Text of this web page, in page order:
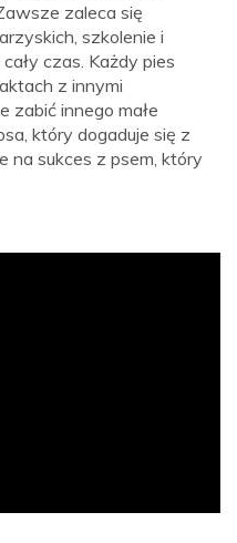
zaleca się
szkolenie i
czas. Każdy pies
z innymi
zabić innego małe
który dogaduje się z
na sukces z psem, który